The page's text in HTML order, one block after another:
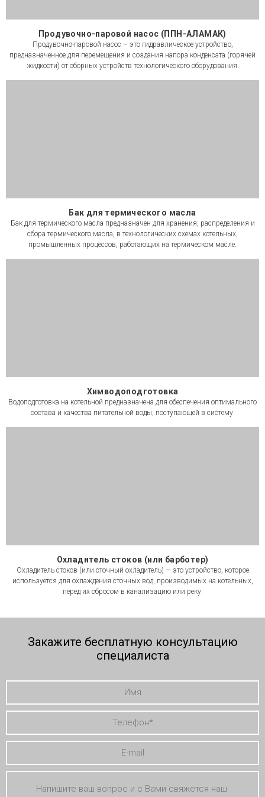
Продувочно-паровой насос (ППН-АЛАМАК)
Продувочно-паровой насос – это гидравлическое устройство,
предназначенное для перемещения и создания напора конденсата (горячей
жидкости) от сборных устройств технологического оборудования.
Бак для термического масла
Бак для термического масла предназначен для хранения, распределения и
сбора термического масла, в технологических схемах котельных,
промышленных процессов, работающих на термическом масле.
Химводоподготовка
Водоподготовка на котельной предназначена для обеспечения оптимального
состава и качества питательной воды, поступающей в систему.
Охладитель стоков (или барботер)
Охладитель стоков (или сточный охладитель) — это устройство, которое
используется для охлаждения сточных вод, производимых на котельных,
перед их сбросом в канализацию или реку.
Закажите бесплатную консультацию
специалиста